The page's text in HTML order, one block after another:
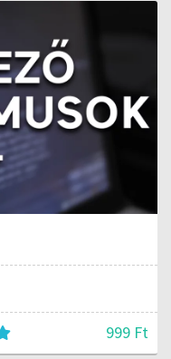
999 Ft